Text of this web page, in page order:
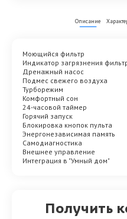
Получить
Описание
Моющийся фильтр
Индикатор загрязнения
Дренажный насос
Подмес свежего воздуха
Турборежим
Комфортный сон
24-часовой таймер
Горячий запуск
Блокировка кнопок пульта
Энергонезависимая память
Самодиагностика
Внешнее управление
Интеграция в "Умный дом"